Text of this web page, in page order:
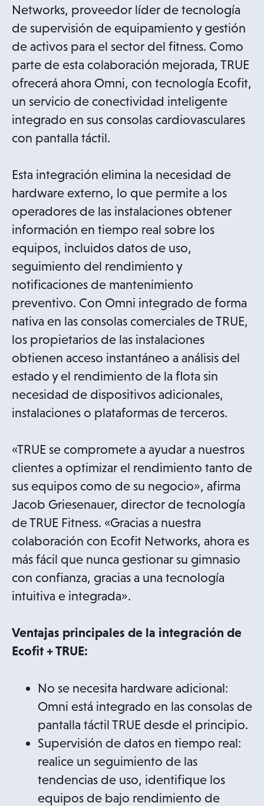
Networks, proveedor líder de tecnología
de supervisión de equipamiento y gestión
de activos para el sector del fitness. Como
parte de esta colaboración mejorada, TRUE
ofrecerá ahora Omni, con tecnología Ecofit,
un servicio de conectividad inteligente
integrado en sus consolas cardiovasculares
con pantalla táctil.
Esta integración elimina la necesidad de
hardware externo, lo que permite a los
operadores de las instalaciones obtener
información en tiempo real sobre los
equipos, incluidos datos de uso,
seguimiento del rendimiento y
notificaciones de mantenimiento
preventivo. Con Omni integrado de forma
nativa en las consolas comerciales de TRUE,
los propietarios de las instalaciones
obtienen acceso instantáneo a análisis del
estado y el rendimiento de la flota sin
necesidad de dispositivos adicionales,
instalaciones o plataformas de terceros.
«TRUE se compromete a ayudar a nuestros
clientes a optimizar el rendimiento tanto de
sus equipos como de su negocio», afirma
Jacob Griesenauer, director de tecnología
de TRUE Fitness. «Gracias a nuestra
colaboración con Ecofit Networks, ahora es
más fácil que nunca gestionar su gimnasio
con confianza, gracias a una tecnología
intuitiva e integrada».
Ventajas principales de la integración de
Ecofit + TRUE:
No se necesita hardware adicional:
Omni está integrado en las consolas de
pantalla táctil TRUE desde el principio.
Supervisión de datos en tiempo real:
realice un seguimiento de las
tendencias de uso, identifique los
equipos de bajo rendimiento de